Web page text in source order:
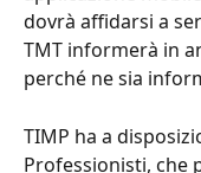
dovrà affidarsi a
TMT informerà in
perché ne sia
TIMP ha a
Professionisti, che